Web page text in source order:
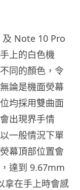
及 Note 10 Pro
上的白色機
同的顏色，令
論是機面熒幕
均採用雙曲面
出現界手情
一般情況下單
幕頂部位置會
達到 9.67mm
拿在手上時會感